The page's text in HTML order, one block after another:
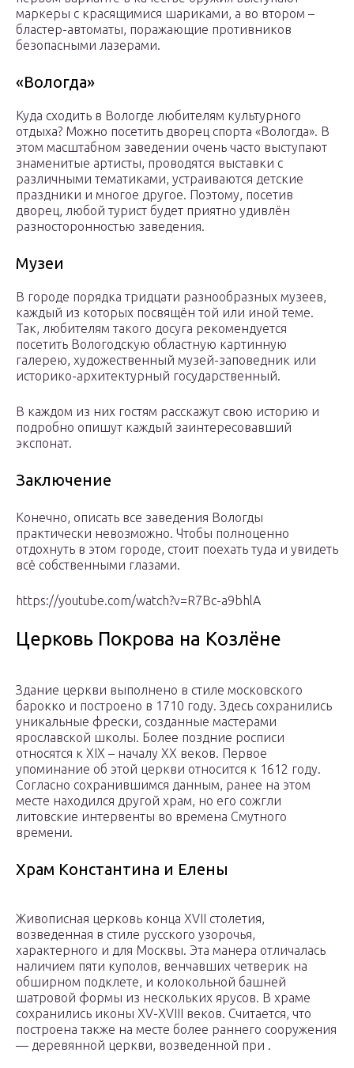
маркеры с красящимися шариками, а во втором –
бластер-автоматы, поражающие противников
безопасными лазерами.
«Вологда»
Куда сходить в Вологде любителям культурного
отдыха? Можно посетить дворец спорта «Вологда». В
этом масштабном заведении очень часто выступают
знаменитые артисты, проводятся выставки с
различными тематиками, устраиваются детские
праздники и многое другое. Поэтому, посетив
дворец, любой турист будет приятно удивлён
разносторонностью заведения.
Музеи
В городе порядка тридцати разнообразных музеев,
каждый из которых посвящён той или иной теме.
Так, любителям такого досуга рекомендуется
посетить Вологодскую областную картинную
галерею, художественный музей-заповедник или
историко-архитектурный государственный.
В каждом из них гостям расскажут свою историю и
подробно опишут каждый заинтересовавший
экспонат.
Заключение
Конечно, описать все заведения Вологды
практически невозможно. Чтобы полноценно
отдохнуть в этом городе, стоит поехать туда и увидеть
всё собственными глазами.
https://youtube.com/watch?v=R7Bc-a9bhlA
Церковь Покрова на Козлёне
Здание церкви выполнено в стиле московского
барокко и построено в 1710 году. Здесь сохранились
уникальные фрески, созданные мастерами
ярославской школы. Более поздние росписи
относятся к XIX – началу XX веков. Первое
упоминание об этой церкви относится к 1612 году.
Согласно сохранившимся данным, ранее на этом
месте находился другой храм, но его сожгли
литовские интервенты во времена Смутного
времени.
Храм Константина и Елены
Живописная церковь конца XVII столетия,
возведенная в стиле русского узорочья,
характерного и для Москвы. Эта манера отличалась
наличием пяти куполов, венчавших четверик на
обширном подклете, и колокольной башней
шатровой формы из нескольких ярусов. В храме
сохранились иконы XV-XVIII веков. Считается, что
построена также на месте более раннего сооружения
— деревянной церкви, возведенной при .